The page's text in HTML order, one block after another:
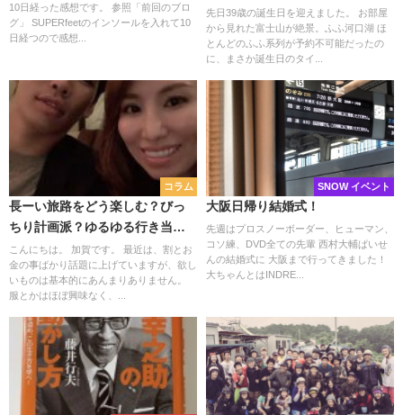
10日経った感想です。 参照「前回のブロ
グ」 SUPERfeetのインソールを入れて10
日経つので感想...
先日39歳の誕生日を迎えました。 お部屋
から見れた富士山が絶景。ふふ河口湖 ほ
とんどのふふ系列が予約不可能だったの
に、まさか誕生日のタイ...
コラム
長ーい旅路をどう楽しむ？びっ
ちり計画派？ゆるゆる行き当り
派？
こんにちは。 加賀です。 最近は、割とお
金の事ばかり話題に上げていますが、欲し
いものは基本的にあんまりありません。
服とかはほぼ興味なく、...
SNOW イベント
大阪日帰り結婚式！
先週はプロスノーボーダー、ヒューマン、
コソ練、DVD全ての先輩 西村大輔ぱいせ
んの結婚式に 大阪まで行ってきました！
大ちゃんとはINDRE...